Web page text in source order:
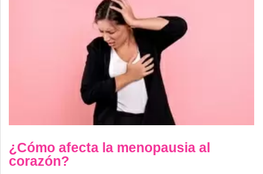
¿Cómo afecta la menopausia al
corazón?